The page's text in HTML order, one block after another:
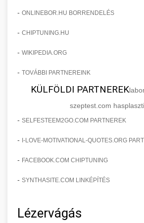
- ONLINEBOR.HU BORRENDELÉS
- CHIPTUNING.HU
- WIKIPEDIA.ORG
- TOVÁBBI PARTNEREINK
KÜLFÖLDI PARTNEREK
szeptest.com
- SELFESTEEM2GO.COM PARTNEREK
- I-LOVE-MOTIVATIONAL-QUOTES.ORG
- FACEBOOK.COM CHIPTUNING
- SYNTHASITE.COM LINKÉPÍTÉS
Lézervágás